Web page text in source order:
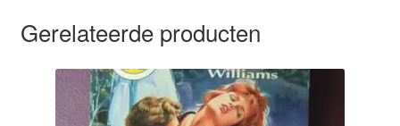
Gerelateerde producten